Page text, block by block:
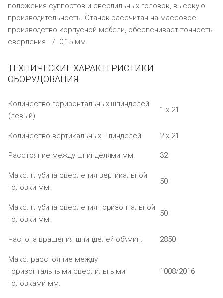
положения суппортов и сверлильных головок, высокую
производительность. Станок рассчитан на массовое
производство корпусной мебели, обеспечивает точность
сверления +/- 0,15 мм.
ТЕХНИЧЕСКИЕ ХАРАКТЕРИСТИКИ
ОБОРУДОВАНИЯ:
Количество горизонтальных шпинделей
(левый)
1 х 21
Количество вертикальных шпинделей 2 х 21
Расстояние между шпинделями мм. 32
Макс. глубина сверления вертикальной
головки мм.
50
Макс. глубина сверления горизонтальной
головки мм.
50
Частота вращения шпинделей об\мин. 2850
Макс. расстояние между
горизонтальными сверлильными
головками мм.
1008/2016